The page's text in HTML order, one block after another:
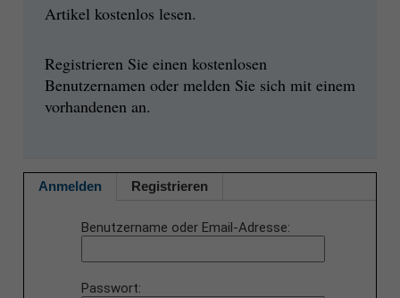
Artikel kostenlos lesen.
Registrieren Sie einen kostenlosen
Benutzernamen oder melden Sie sich mit einem
vorhandenen an.
Anmelden Registrieren
Benutzername oder Email-Adresse
Passwort